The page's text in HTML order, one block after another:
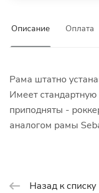
Описание Оплата
Рама штатно
Имеет
приподняты -
аналогом рамы
Назад к списку